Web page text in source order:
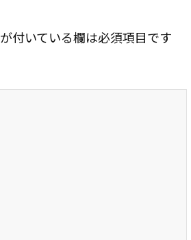
が付いている欄は必須項目です